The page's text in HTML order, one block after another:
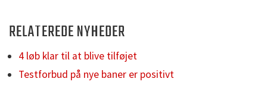
RELATEREDE NYHEDER
4 løb klar til at blive tilføjet
Testforbud på nye baner er positivt